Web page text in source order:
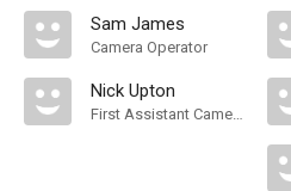
Sam James
Camera Operator
Nick Upton
First Assistant Camera